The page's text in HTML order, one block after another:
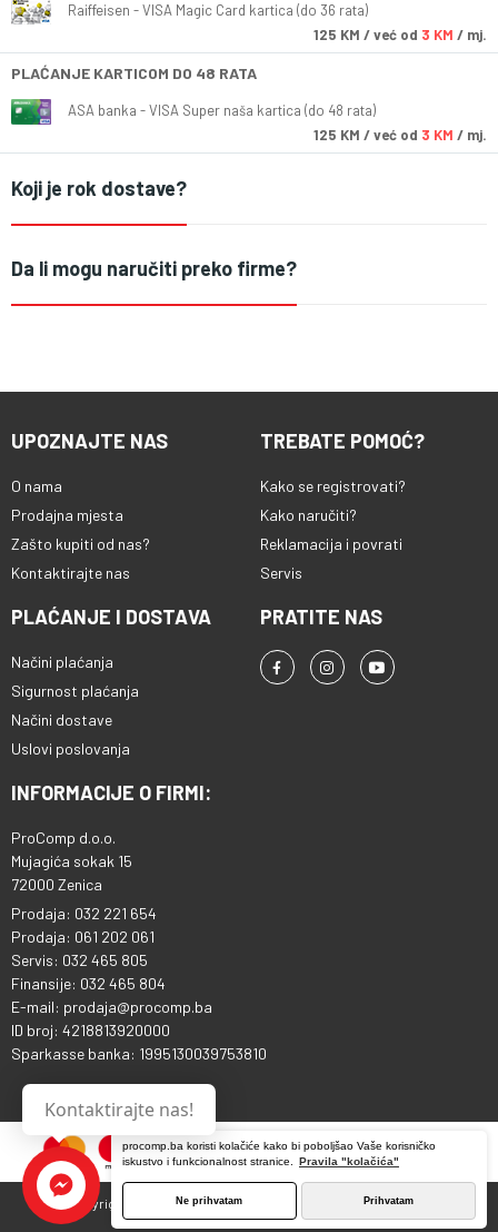
procomp.ba koristi kolačiće kako bi poboljšao Vaše korisničko
iskustvo i funkcionalnost stranice.
Pravila "kolačića"
Ne prihvatam Prihvatam
Raiffeisen - VISA Magic Card kartica (do 36 rata)
125 KM / već od 3 KM / mj.
PLAĆANJE KARTICOM DO 48 RATA
ASA banka - VISA Super naša kartica (do 48 rata)
125 KM / već od 3 KM / mj.
Koji je rok dostave?
Da li mogu naručiti preko firme?
UPOZNAJTE NAS
O nama
Prodajna mjesta
Zašto kupiti od nas?
Kontaktirajte nas
TREBATE POMOĆ?
Kako se registrovati?
Kako naručiti?
Reklamacija i povrati
Servis
PLAĆANJE I DOSTAVA
Načini plaćanja
Sigurnost plaćanja
Načini dostave
Uslovi poslovanja
PRATITE NAS
INFORMACIJE O FIRMI:
ProComp d.o.o.
Mujagića sokak 15
72000 Zenica
Prodaja: 032 221 654
Prodaja: 061 202 061
Servis: 032 465 805
Finansije: 032 465 804
E-mail: prodaja@procomp.ba
ID broj: 4218813920000
Sparkasse banka: 1995130039753810
Copyright © 2013 - 2026 ProComp d.o.o. Sva prava pridržana.
Kontaktirajte nas!